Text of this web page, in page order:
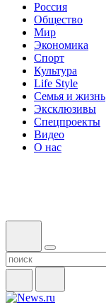
Россия
Общество
Мир
Экономика
Спорт
Культура
Life Style
Семья и жизнь
Эксклюзивы
Спецпроекты
Видео
О нас